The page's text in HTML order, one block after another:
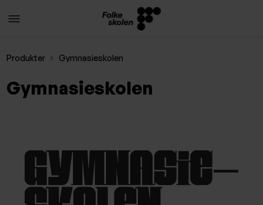
Produkter Gymnasieskolen
Gymnasieskolen